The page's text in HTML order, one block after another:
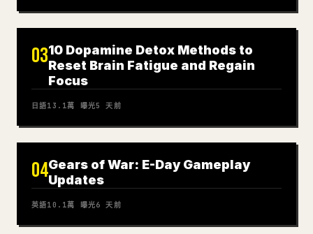
0310 Dopamine Detox Methods to
Reset Brain Fatigue and Regain
Focus
日語13.1萬 曝光5 天前
04Gears of War: E-Day Gameplay
Updates
英語10.1萬 曝光6 天前